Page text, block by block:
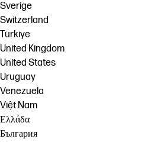
Sverige
Switzerland
Türkiye
United Kingdom
United States
Uruguay
Venezuela
Việt Nam
Ελλάδα
България